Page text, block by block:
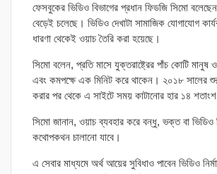
ফেসবুকের ভিডিও বিভাগের প্রধান ফিডজি সিমো
বেড়েই চলেছে। ভিডিও দেখাটা সামাজিক যোগাযোগ
ধারণা থেকেই ওয়াচ তৈরি করা হয়েছে।
সিমো বলেন, প্রতি মাসে যুক্তরাষ্ট্রের পাঁচ কোটি মানুষ
এবং কমপক্ষে এক মিনিট করে থাকেন। ২০১৮ সালের
করার পর থেকে এ সাইটে সময় কাটানোর হার ১৪ শতাংশ
সিমো জানান, ওয়াচ ব্যবহার করে বন্ধু, ভক্ত বা ভিডিও
কথোপকথন চালানো যাবে।
এ সেবার মাধ্যমে অর্থ আয়ের সুবিধাও পাবেন ভিডিও